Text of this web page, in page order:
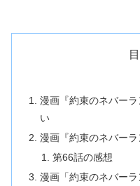
漫画『約束のネバー
い
漫画『約束のネバー
第66話の感想
漫画「約束のネバー